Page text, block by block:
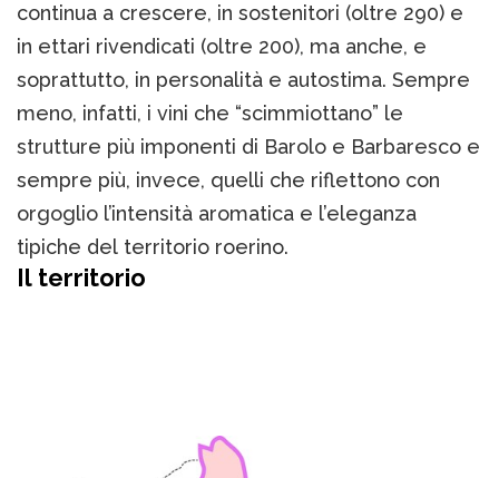
continua a crescere, in sostenitori (oltre 290) e
in ettari rivendicati (oltre 200), ma anche, e
soprattutto, in personalità e autostima. Sempre
meno, infatti, i vini che “scimmiottano” le
strutture più imponenti di Barolo e Barbaresco e
sempre più, invece, quelli che riflettono con
orgoglio l’intensità aromatica e l’eleganza
tipiche del territorio roerino.
Il territorio